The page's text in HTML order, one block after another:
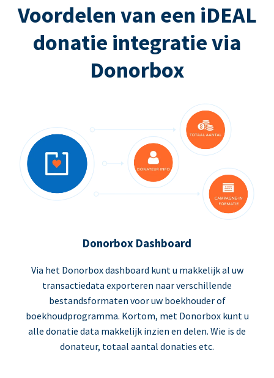
Voordelen van een iDEAL
donatie integratie via
Donorbox
Donorbox Dashboard
Via het Donorbox dashboard kunt u makkelijk al uw
transactiedata exporteren naar verschillende
bestandsformaten voor uw boekhouder of
boekhoudprogramma. Kortom, met Donorbox kunt u
alle donatie data makkelijk inzien en delen. Wie is de
donateur, totaal aantal donaties etc.